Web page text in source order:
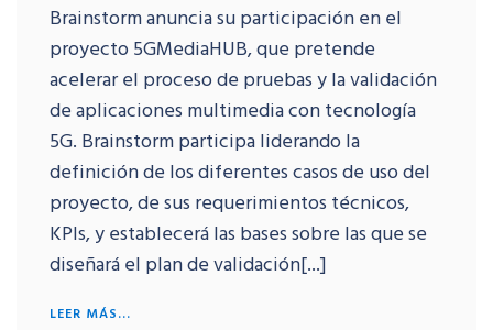
Brainstorm anuncia su participación en el
proyecto 5GMediaHUB, que pretende
acelerar el proceso de pruebas y la validación
de aplicaciones multimedia con tecnología
5G. Brainstorm participa liderando la
definición de los diferentes casos de uso del
proyecto, de sus requerimientos técnicos,
KPIs, y establecerá las bases sobre las que se
diseñará el plan de validación[...]
LEER MÁS...